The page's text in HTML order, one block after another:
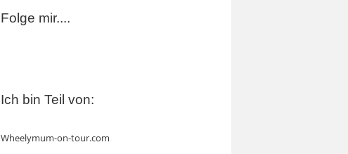
Folge mir....
Ich bin Teil von:
Wheelymum-on-tour.com